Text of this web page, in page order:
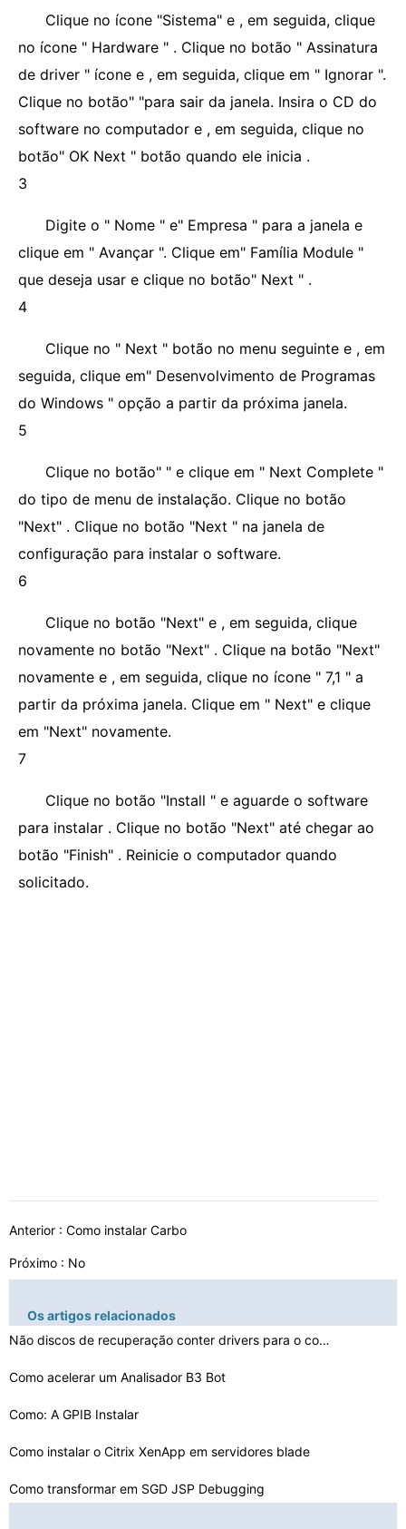
Clique no ícone "Sistema" e , em seguida, clique
no ícone " Hardware " . Clique no botão " Assinatura
de driver " ícone e , em seguida, clique em " Ignorar ".
Clique no botão" "para sair da janela. Insira o CD do
software no computador e , em seguida, clique no
botão" OK Next " botão quando ele inicia .
3
Digite o " Nome " e" Empresa " para a janela e
clique em " Avançar ". Clique em" Família Module "
que deseja usar e clique no botão" Next " .
4
Clique no " Next " botão no menu seguinte e , em
seguida, clique em" Desenvolvimento de Programas
do Windows " opção a partir da próxima janela.
5
Clique no botão" " e clique em " Next Complete "
do tipo de menu de instalação. Clique no botão
"Next" . Clique no botão "Next " na janela de
configuração para instalar o software.
6
Clique no botão "Next" e , em seguida, clique
novamente no botão "Next" . Clique na botão "Next"
novamente e , em seguida, clique no ícone " 7,1 " a
partir da próxima janela. Clique em " Next" e clique
em "Next" novamente.
7
Clique no botão "Install " e aguarde o software
para instalar . Clique no botão "Next" até chegar ao
botão "Finish" . Reinicie o computador quando
solicitado.
Anterior : Como instalar Carbo
Próximo : No
Os artigos relacionados
Não discos de recuperação conter drivers para o comp…
Como acelerar um Analisador B3 Bot
Como: A GPIB Instalar
Como instalar o Citrix XenApp em servidores blade
Como transformar em SGD JSP Debugging